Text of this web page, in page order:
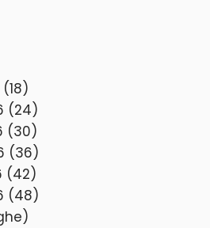
(24)
(30)
(36)
(42)
(48)